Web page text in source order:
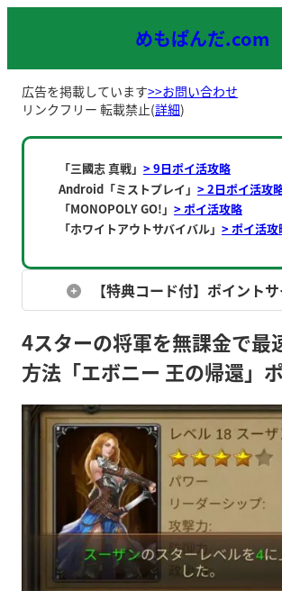
めもぱんだ.com
広告を掲載しています>>お問い合わせ
リンクフリー 転載禁止(詳細)
「三國志 真戦」 > 9日ポイ活攻略
Android「ミストプレイ」 > 2日ポイ活攻
「MONOPOLY GO!」 > ポイ活攻略
「ホワイトアウトサバイバル」 > ポイ活攻
【特典コード付】ポイント
4スターの将軍を無課金で最
方法「エボニー 王の帰還」